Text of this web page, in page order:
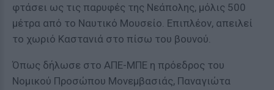
φτάσει ως τις παρυφές της Νεάπολης, μόλις 500
μέτρα από το Ναυτικό Μουσείο. Επιπλέον, απειλεί
το χωριό Καστανιά στο πίσω του βουνού.
Όπως δήλωσε στο ΑΠΕ-ΜΠΕ η πρόεδρος του
Νομικού Προσώπου Μονεμβασιάς, Παναγιώτα